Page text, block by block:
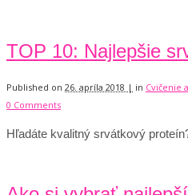
TOP 10: Najlepšie
Published on 26. apríla 2018 | in Cvičenie
0 Comments
Hľadáte kvalitný srvátkový